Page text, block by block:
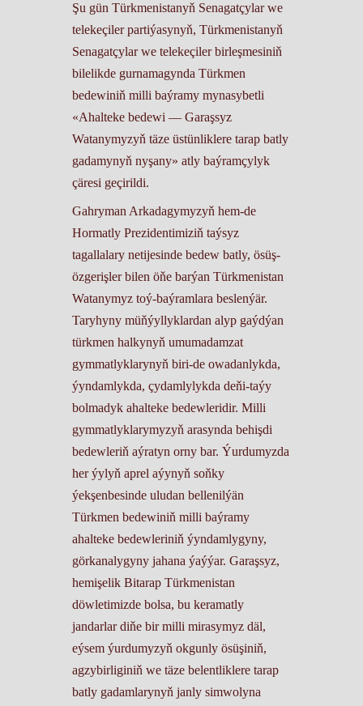
Şu gün Türkmenistanyň Senagatçylar we
telekeçiler partiýasynyň, Türkmenistanyň
Senagatçylar we telekeçiler birleşmesiniň
bilelikde gurnamagynda Türkmen
bedewiniň milli baýramy mynasybetli
«Ahalteke bedewi –– Garaşsyz
Watanymyzyň täze üstünliklere tarap batly
gadamynyň nyşany» atly baýramçylyk
çäresi geçirildi.
Gahryman Arkadagymyzyň hem-de
Hormatly Prezidentimiziň taýsyz
tagallalary netijesinde bedew batly, ösüş-
özgerişler bilen öňe barýan Türkmenistan
Watanymyz toý-baýramlara beslenýär.
Taryhyny müňýyllyklardan alyp gaýdýan
türkmen halkynyň umumadamzat
gymmatlyklarynyň biri-de owadanlykda,
ýyndamlykda, çydamlylykda deňi-taýy
bolmadyk ahalteke bedewleridir. Milli
gymmatlyklarymyzyň arasynda behişdi
bedewleriň aýratyn orny bar. Ýurdumyzda
her ýylyň aprel aýynyň soňky
ýekşenbesinde uludan bellenilýän
Türkmen bedewiniň milli baýramy
ahalteke bedewleriniň ýyndamlygyny,
görkanalygyny jahana ýaýýar. Garaşsyz,
hemişelik Bitarap Türkmenistan
döwletimizde bolsa, bu keramatly
jandarlar diňe bir milli mirasymyz däl,
eýsem ýurdumyzyň okgunly ösüşiniň,
agzybirliginiň we täze belentliklere tarap
batly gadamlarynyň janly simwolyna